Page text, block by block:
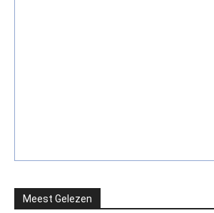
Meest Gelezen